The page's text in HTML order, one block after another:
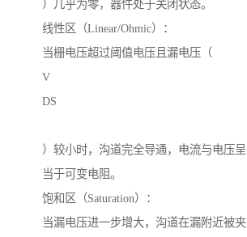
）几乎为零，器件处于关闭状态。
线性区（Linear/Ohmic）：
当栅电压超过阈值电压且漏电压（
V
DS
）较小时，沟道完全导通，电流与电压
当于可变电阻。
饱和区（Saturation）：
当漏电压进一步增大，沟道在漏附近被